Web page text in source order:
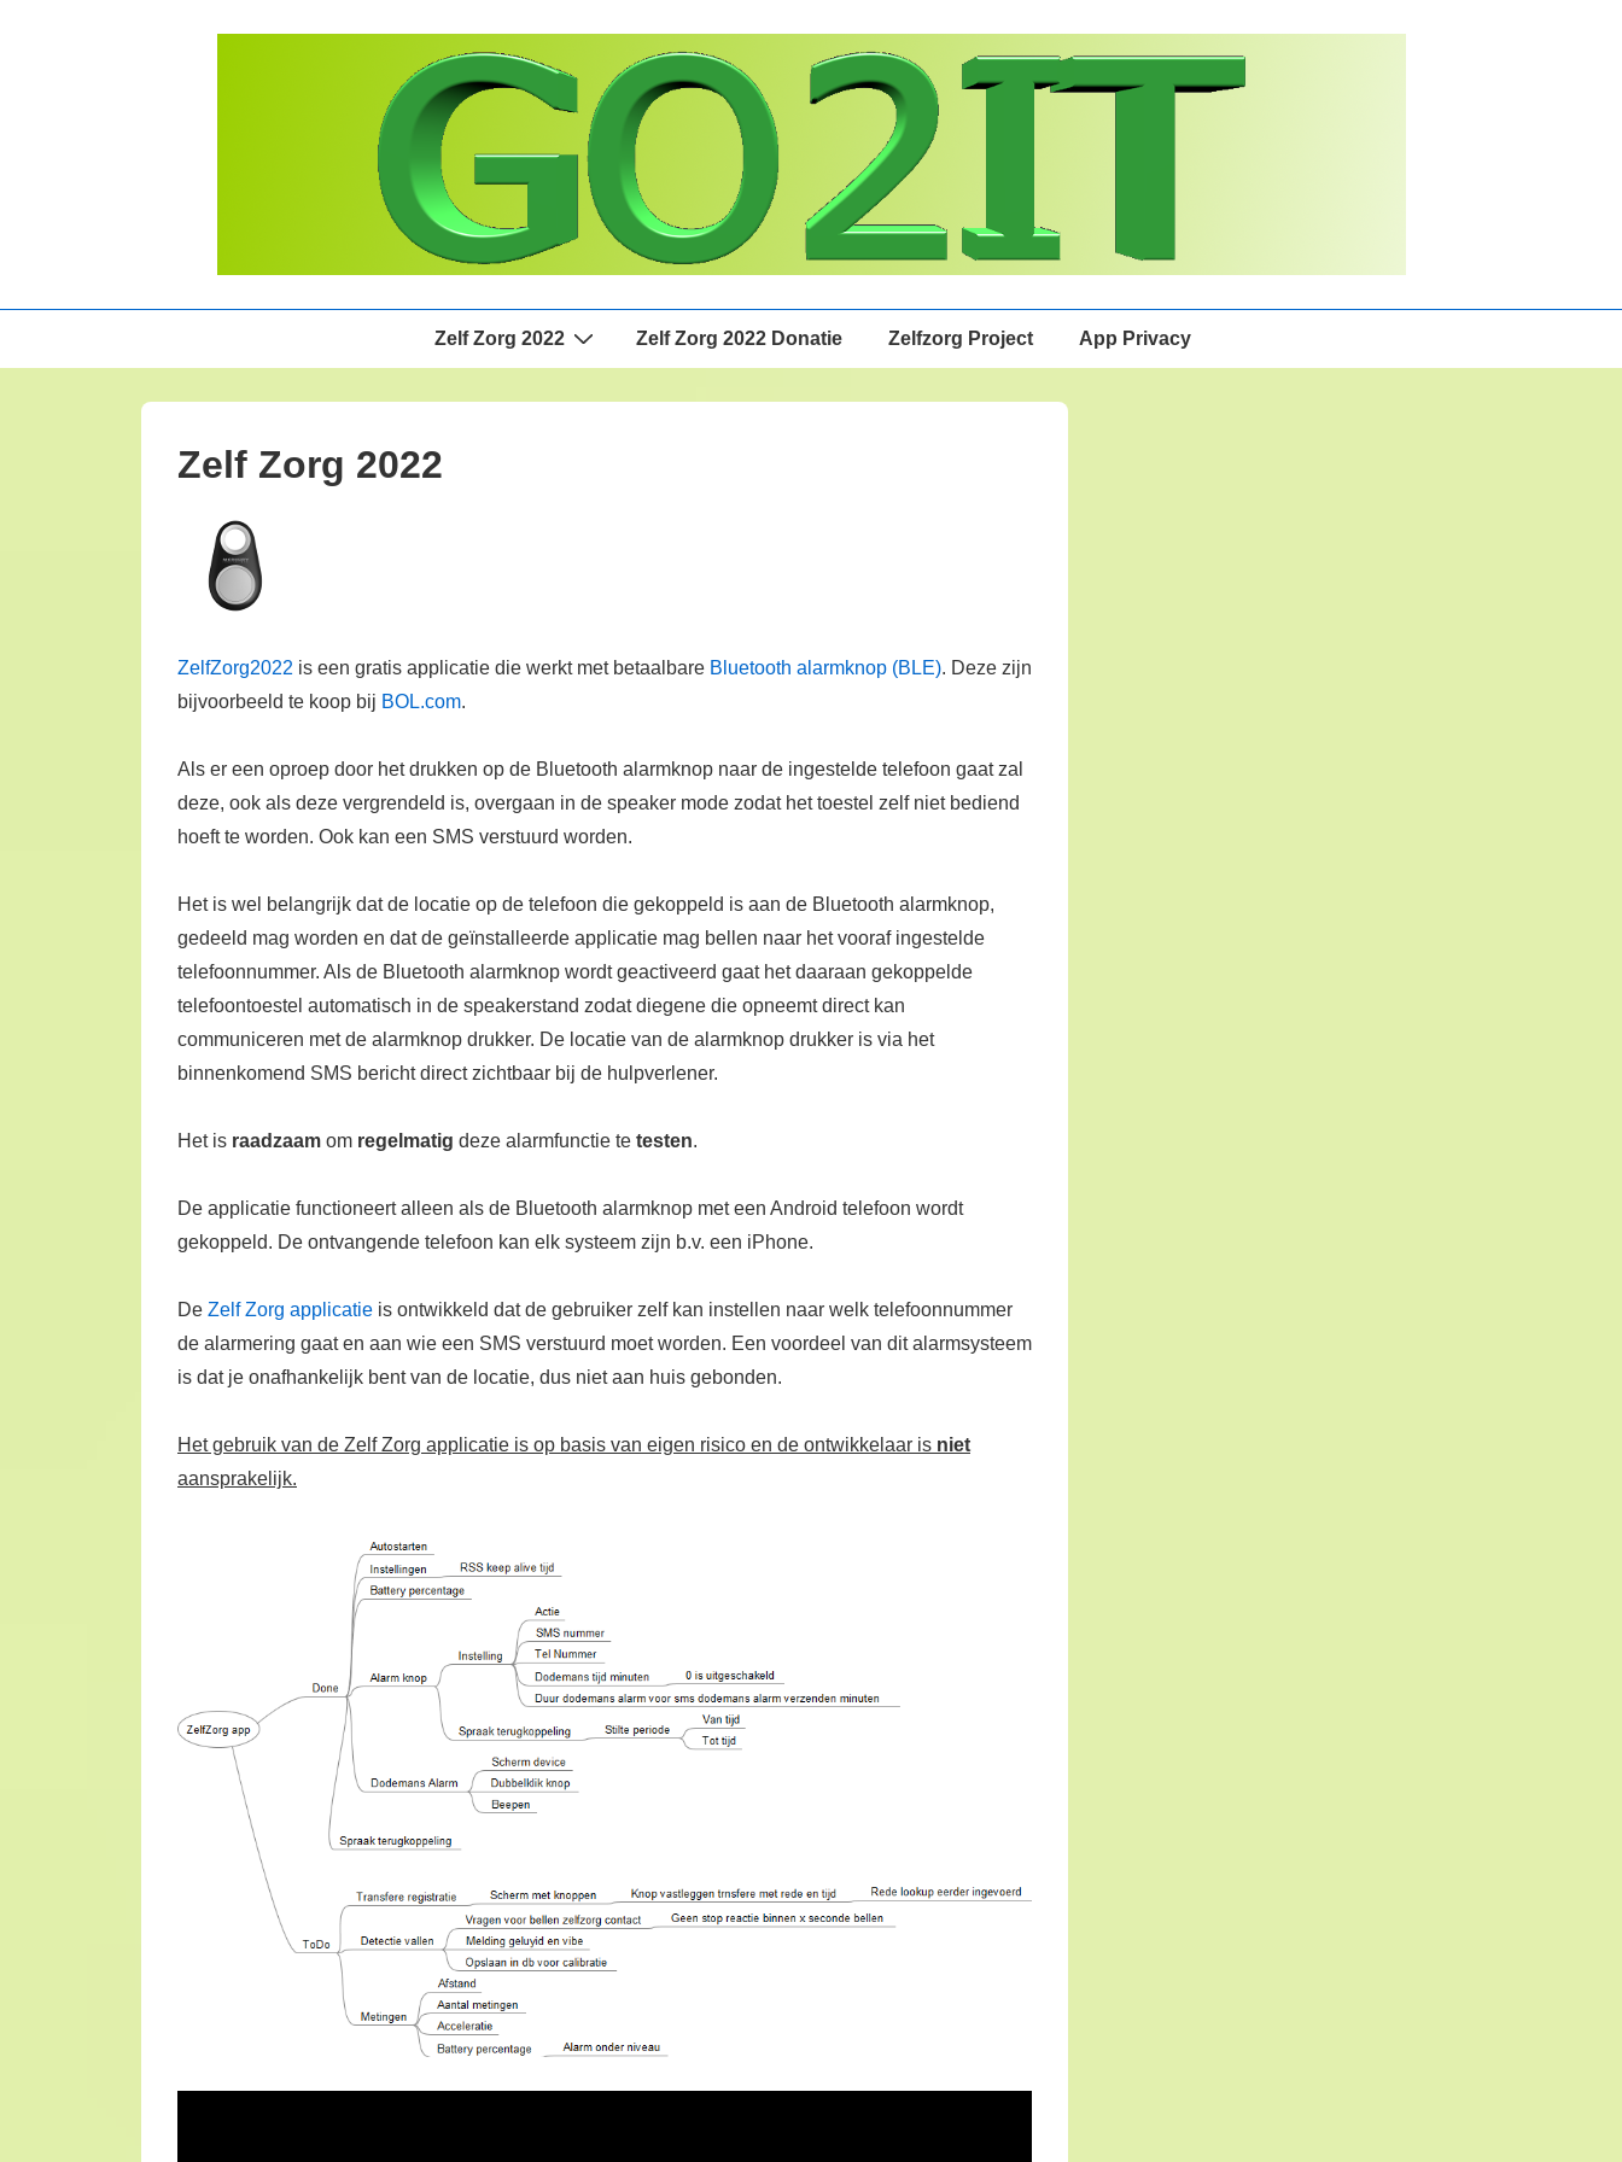
Hoofd
Zelf Zorg 2022 Zelf Zorg 2022 Donatie Zelfzorg Project App Privacy
Zelf Zorg 2022
ZelfZorg2022 is een gratis applicatie die werkt met betaalbare Bluetooth alarmknop (BLE). Deze zijn
bijvoorbeeld te koop bij BOL.com.
Als er een oproep door het drukken op de Bluetooth alarmknop naar de ingestelde telefoon gaat zal
deze, ook als deze vergrendeld is, overgaan in de speaker mode zodat het toestel zelf niet bediend
hoeft te worden. Ook kan een SMS verstuurd worden.
Het is wel belangrijk dat de locatie op de telefoon die gekoppeld is aan de Bluetooth alarmknop,
gedeeld mag worden en dat de geïnstalleerde applicatie mag bellen naar het vooraf ingestelde
telefoonnummer. Als de Bluetooth alarmknop wordt geactiveerd gaat het daaraan gekoppelde
telefoontoestel automatisch in de speakerstand zodat diegene die opneemt direct kan
communiceren met de alarmknop drukker. De locatie van de alarmknop drukker is via het
binnenkomend SMS bericht direct zichtbaar bij de hulpverlener.
Het is raadzaam om regelmatig deze alarmfunctie te testen.
De applicatie functioneert alleen als de Bluetooth alarmknop met een Android telefoon wordt
gekoppeld. De ontvangende telefoon kan elk systeem zijn b.v. een iPhone.
De Zelf Zorg applicatie is ontwikkeld dat de gebruiker zelf kan instellen naar welk telefoonnummer
de alarmering gaat en aan wie een SMS verstuurd moet worden. Een voordeel van dit alarmsysteem
is dat je onafhankelijk bent van de locatie, dus niet aan huis gebonden.
Het gebruik van de Zelf Zorg applicatie is op basis van eigen risico en de ontwikkelaar is niet
aansprakelijk.